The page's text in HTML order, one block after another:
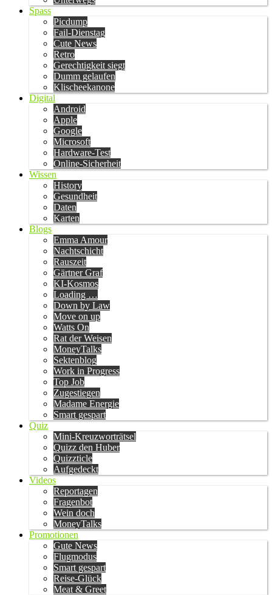
Spass
Picdump
Fail-Dienstag
Cute News
Retro
Gerechtigkeit siegt
Dumm gelaufen
Klischeekanone
Digital
Android
Apple
Google
Microsoft
Hardware-Test
Online-Sicherheit
Wissen
History
Gesundheit
Daten
Karten
Blogs
Emma Amour
Nachtschicht
Rauszeit
Gärtner Graf
KI-Kosmos
Loading …
Down by Law
Move on up
Watts On
Rat der Weisen
MoneyTalks
Sektenblog
Work in Progress
Top Job
Zugestiegen
Madame Energie
Smart gespart
Quiz
Mini-Kreuzworträtsel
Quizz den Huber
Quizzticle
Aufgedeckt
Videos
Reportagen
Fragenbot
Wein doch
MoneyTalks
Promotionen
Gute News
Flugmodus
Smart gespart
Reise-Glück
Meat & Greet